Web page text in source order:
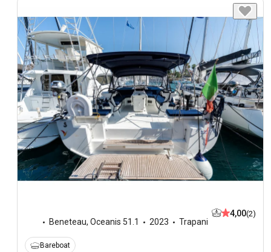
Beneteau, Oceanis 51.1 2023 Trapani
4,00(2)
Bareboat